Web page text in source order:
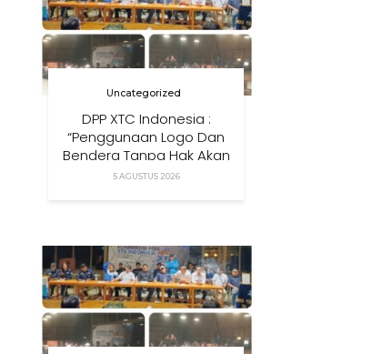
Uncategorized
DPP XTC Indonesia :
“Penggunaan Logo Dan
Bendera Tanpa Hak Akan
Ditindak”
5 AGUSTUS 2026